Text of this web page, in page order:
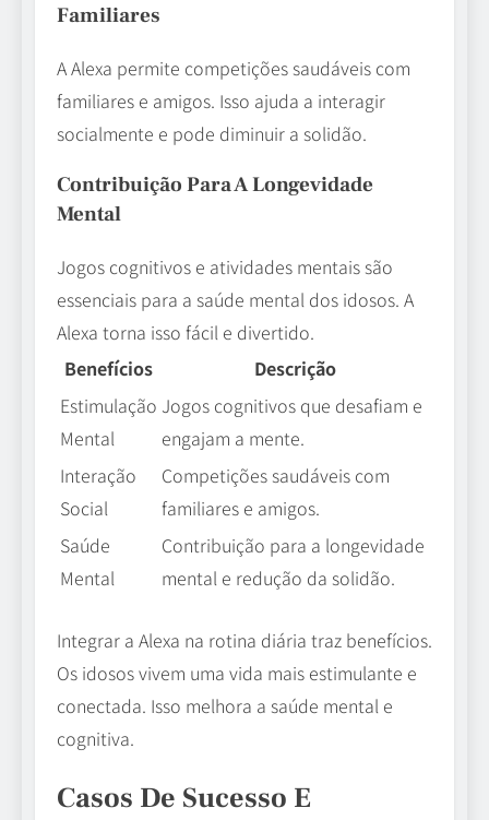
Familiares
A Alexa permite competições saudáveis com
familiares e amigos. Isso ajuda a interagir
socialmente e pode diminuir a solidão.
Contribuição Para A Longevidade
Mental
Jogos cognitivos e atividades mentais são
essenciais para a saúde mental dos idosos. A
Alexa torna isso fácil e divertido.
Benefícios
Descrição
Estimulação
Mental
Jogos cognitivos que desafiam e
engajam a mente.
Interação
Social
Competições saudáveis com
familiares e amigos.
Saúde
Mental
Contribuição para a longevidade
mental e redução da solidão.
Integrar a Alexa na rotina diária traz benefícios.
Os idosos vivem uma vida mais estimulante e
conectada. Isso melhora a saúde mental e
cognitiva.
Casos De Sucesso E